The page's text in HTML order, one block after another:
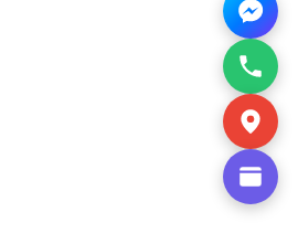
Máy in nhãn cầm tay
PT-E310BTVP dành cho kỹ
điện, chuyên gia mạng và